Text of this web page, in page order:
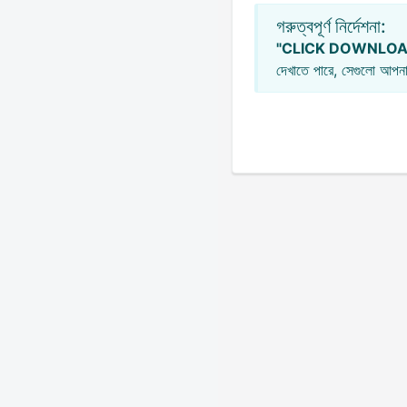
গরুত্বপূর্ণ নির্দেশনা:
"CLICK
দেখাতে পারে, সেগুলো